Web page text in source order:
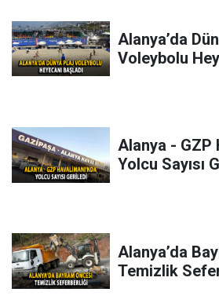
Alanya’da
Voleybolu
Alanya - GZP
Yolcu Sayısı
Alanya’da
Temizlik